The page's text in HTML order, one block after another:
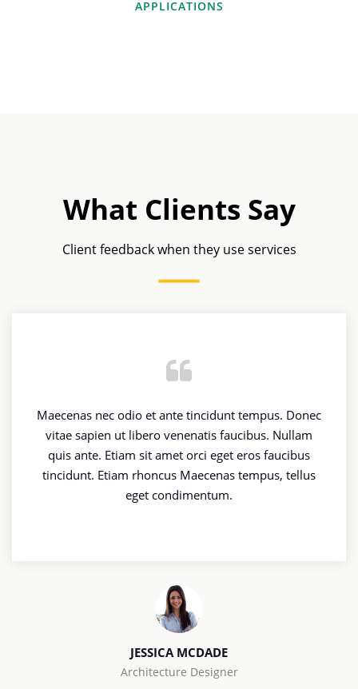
What Clients Say
Client feedback when they use services
Maecenas nec odio et ante tincidunt tempus. Donec
vitae sapien ut libero venenatis faucibus. Nullam
quis ante. Etiam sit amet orci eget eros faucibus
tincidunt. Etiam rhoncus Maecenas tempus, tellus
eget condimentum.
JESSICA MCDADE
Architecture Designer